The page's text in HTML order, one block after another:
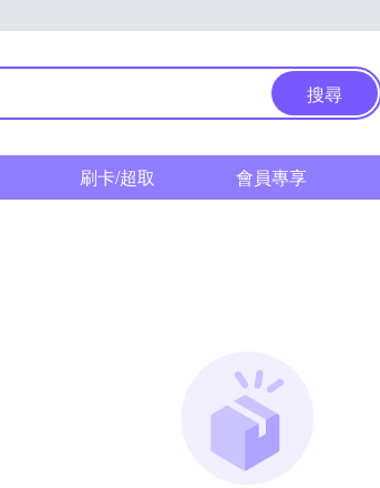
搜尋
刷卡/超取 會員專享